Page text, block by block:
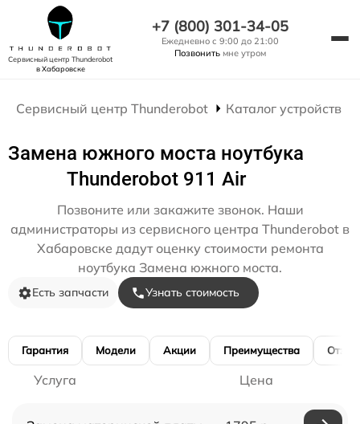
Сервисный центр Thunderobot
в Хабаровске
+7 (800) 301-34-05
Ежедневно с 9:00 до 21:00
Позвонить мне утром
Сервисный центр Thunderobot Каталог устройств
Замена южного моста ноутбука
Thunderobot 911 Air
Позвоните или закажите звонок. Наши
администраторы из сервисного центра Thunderobot в
Хабаровске дадут оценку стоимости ремонта
ноутбука Замена южного моста.
Есть запчасти Узнать стоимость
Гарантия Модели Акции Преимущества
Услуга Цена